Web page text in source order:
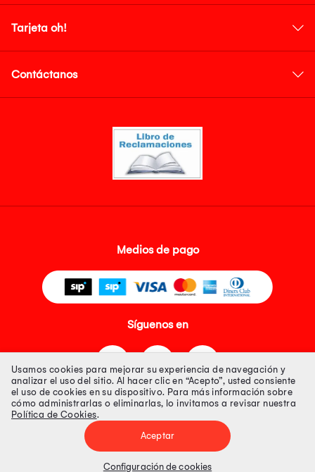
Tarjeta oh!
Contáctanos
Medios de pago
Síguenos en
Tienda 100% Segura
Tiendas Peruanas S.A. R.U.C. Nº 20493020618. Todos los derechos
Usamos cookies para mejorar su experiencia de navegación y
analizar el uso del sitio. Al hacer clic en “Acepto”, usted consiente
el uso de cookies en su dispositivo. Para más información sobre
cómo administrarlas o eliminarlas, lo invitamos a revisar nuestra
Política de Cookies.
Aceptar
Configuración de cookies